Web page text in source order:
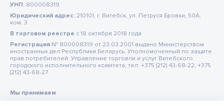
УНП: 800008319
Юридический адрес: 210101, г. Витебск, ул. Петруся Бровки, 50А,
ком. 3
В торговом реестре c 18 октября 2018 года
Регистрация № 800008319 от 23.03.2001 выдано Министерством
иностранных дел Республики Беларусь. Уполномоченный по защите
прав потребителей: Управление торговли и услуг Витебского
городского исполнительного комитета, тел: +375 (212) 43-68-22, +375
(212) 43-68-27
Мы принимаем